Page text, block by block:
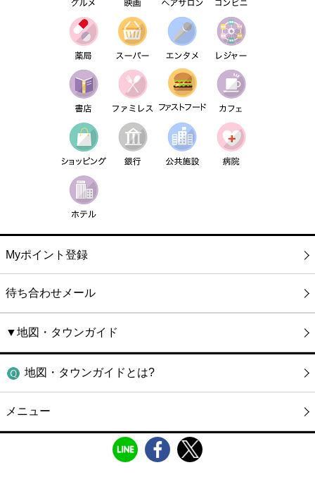
Myポイント登録
待ち合わせメール
▼地図・タウンガイド
地図・タウンガイドとは?
メニュー